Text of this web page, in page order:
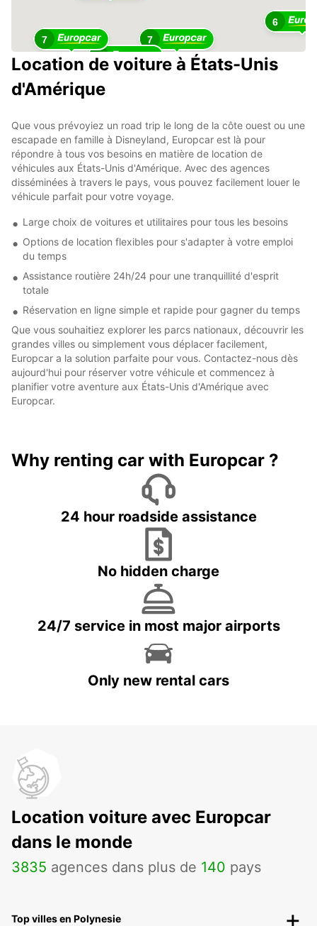
7
22
7
6
Location de voiture à États-Unis
d'Amérique
Que vous prévoyiez un road trip le long de la côte ouest ou une
escapade en famille à Disneyland, Europcar est là pour
répondre à tous vos besoins en matière de location de
véhicules aux États-Unis d'Amérique. Avec des agences
disséminées à travers le pays, vous pouvez facilement louer le
véhicule parfait pour votre voyage.
Large choix de voitures et utilitaires pour tous les besoins
Options de location flexibles pour s'adapter à votre emploi
du temps
Assistance routière 24h/24 pour une tranquillité d'esprit
totale
Réservation en ligne simple et rapide pour gagner du temps
Que vous souhaitiez explorer les parcs nationaux, découvrir les
grandes villes ou simplement vous déplacer facilement,
Europcar a la solution parfaite pour vous. Contactez-nous dès
aujourd'hui pour réserver votre véhicule et commencez à
planifier votre aventure aux États-Unis d'Amérique avec
Europcar.
Why renting car with Europcar ?
24 hour roadside assistance
No hidden charge
24/7 service in most major airports
Only new rental cars
Location voiture avec Europcar
dans le monde
3835 agences dans plus de 140 pays
Top villes en Polynesie